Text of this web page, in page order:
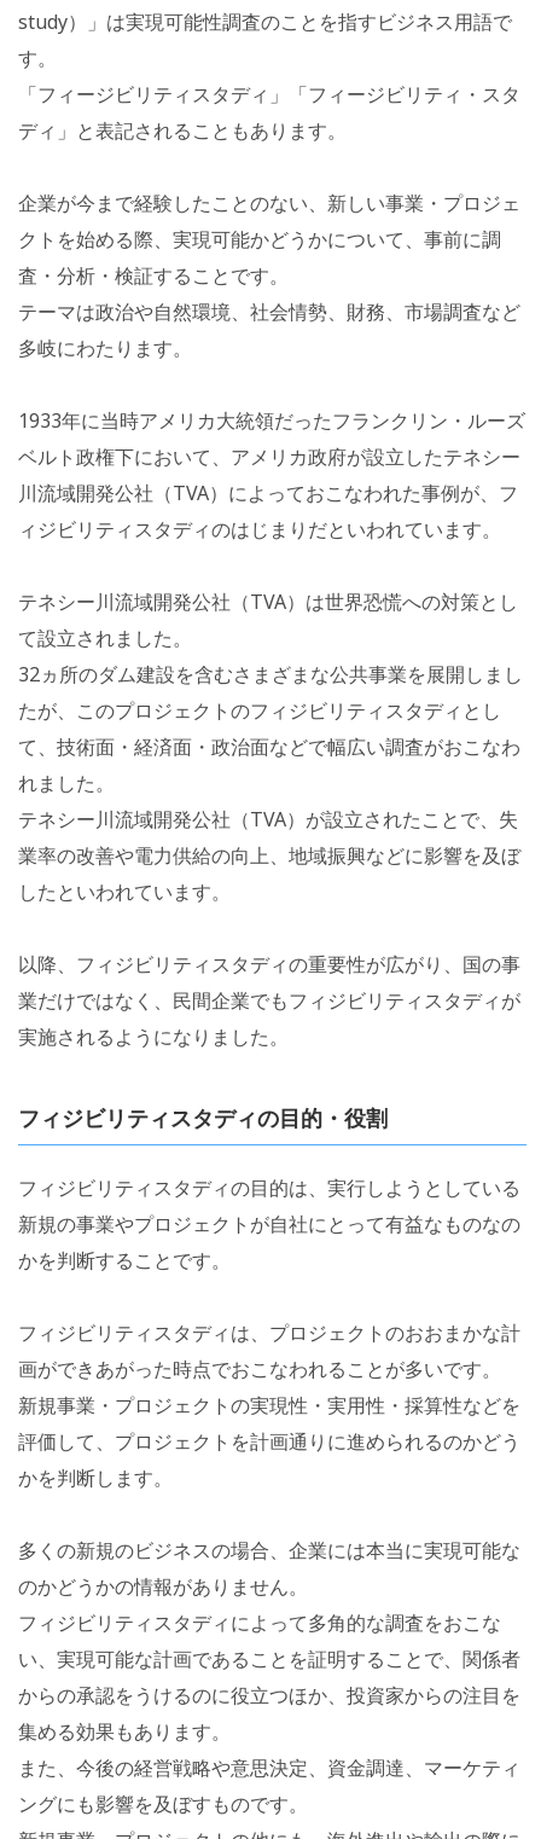
study）」は実現可能性調査のことを指すビジネス用語で
す。
「フィージビリティスタディ」「フィージビリティ・スタ
ディ」と表記されることもあります。
企業が今まで経験したことのない、新しい事業・プロジェ
クトを始める際、実現可能かどうかについて、事前に調
査・分析・検証することです。
テーマは政治や自然環境、社会情勢、財務、市場調査など
多岐にわたります。
1933年に当時アメリカ大統領だったフランクリン・ルーズ
ベルト政権下において、アメリカ政府が設立したテネシー
川流域開発公社（TVA）によっておこなわれた事例が、フ
ィジビリティスタディのはじまりだといわれています。
テネシー川流域開発公社（TVA）は世界恐慌への対策とし
て設立されました。
32ヵ所のダム建設を含むさまざまな公共事業を展開しまし
たが、このプロジェクトのフィジビリティスタディとし
て、技術面・経済面・政治面などで幅広い調査がおこなわ
れました。
テネシー川流域開発公社（TVA）が設立されたことで、失
業率の改善や電力供給の向上、地域振興などに影響を及ぼ
したといわれています。
以降、フィジビリティスタディの重要性が広がり、国の事
業だけではなく、民間企業でもフィジビリティスタディが
実施されるようになりました。
フィジビリティスタディの目的・役割
フィジビリティスタディの目的は、実行しようとしている
新規の事業やプロジェクトが自社にとって有益なものなの
かを判断することです。
フィジビリティスタディは、プロジェクトのおおまかな計
画ができあがった時点でおこなわれることが多いです。
新規事業・プロジェクトの実現性・実用性・採算性などを
評価して、プロジェクトを計画通りに進められるのかどう
かを判断します。
多くの新規のビジネスの場合、企業には本当に実現可能な
のかどうかの情報がありません。
フィジビリティスタディによって多角的な調査をおこな
い、実現可能な計画であることを証明することで、関係者
からの承認をうけるのに役立つほか、投資家からの注目を
集める効果もあります。
また、今後の経営戦略や意思決定、資金調達、マーケティ
ングにも影響を及ぼすものです。